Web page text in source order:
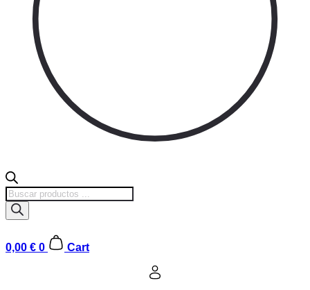
Búsqueda
de
productos
0,00 € 0 Cart